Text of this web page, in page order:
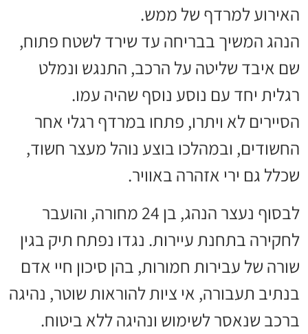
האירוע למרדף של ממש.
הנהג המשיך בבריחה עד שירד לשטח פתוח,
שם איבד שליטה על הרכב, התנגש ונמלט
רגלית יחד עם נוסע נוסף שהיה עמו.
הסיירים לא ויתרו, פתחו במרדף רגלי אחר
החשודים, ובמהלכו בוצע נוהל מעצר חשוד,
שכלל גם ירי אזהרה באוויר.
לבסוף נעצר הנהג, בן 24 מחורה, והועבר
לחקירה בתחנת עיירות. נגדו נפתח תיק בגין
שורה של עבירות חמורות, בהן סיכון חיי אדם
בנתיב תעבורה, אי ציות להוראות שוטר, נהיגה
ברכב שנאסר לשימוש ונהיגה ללא ביטוח.